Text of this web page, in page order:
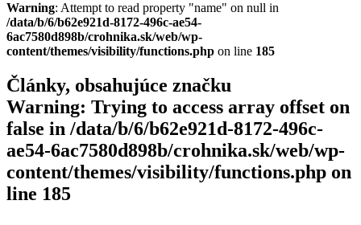
Warning: Attempt to read property "name" on null in
/data/b/6/b62e921d-8172-496c-ae54-
6ac7580d898b/crohnika.sk/web/wp-
content/themes/visibility/functions.php on line 185
Články, obsahujúce značku
Warning: Trying to access array offset on
false in /data/b/6/b62e921d-8172-496c-
ae54-6ac7580d898b/crohnika.sk/web/wp-
content/themes/visibility/functions.php on
line 185